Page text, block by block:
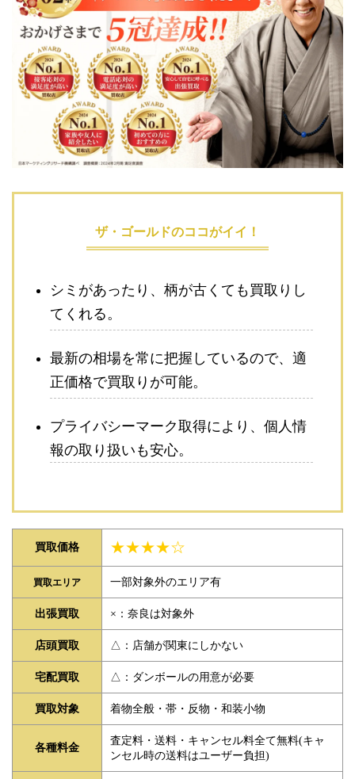
ザ・ゴールドのココがイイ！
シミがあったり、柄が古くても買取りし
てくれる。
最新の相場を常に把握しているので、適
正価格で買取りが可能。
プライバシーマーク取得により、個人情
報の取り扱いも安心。
買取価格 ★★★★☆
買取エリア 一部対象外のエリア有
出張買取 ×：奈良は対象外
店頭買取 △：店舗が関東にしかない
宅配買取 △：ダンボールの用意が必要
買取対象 着物全般・帯・反物・和装小物
各種料金
査定料・送料・キャンセル料全て無料(キャ
ンセル時の送料はユーザー負担)